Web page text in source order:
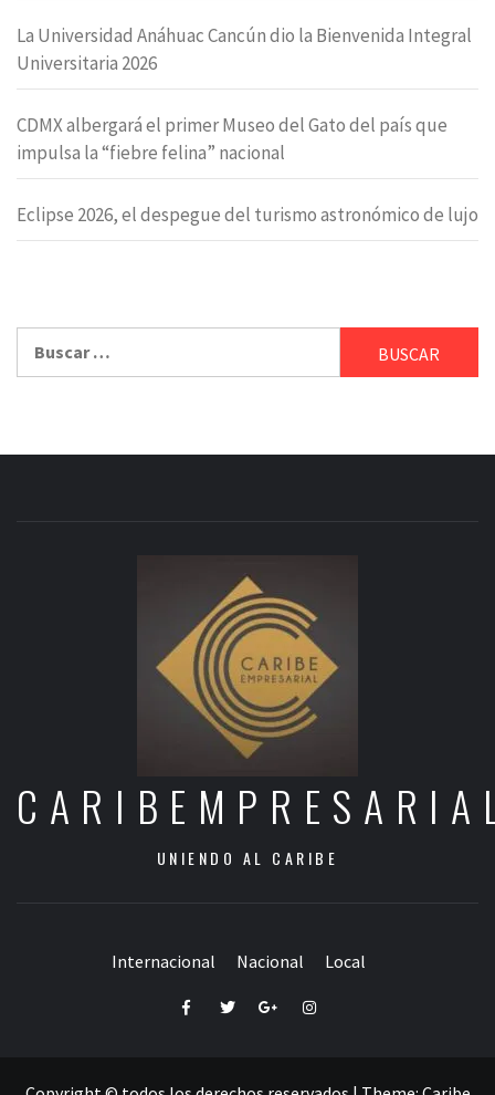
La Universidad Anáhuac Cancún dio la Bienvenida Integral
Universitaria 2026
CDMX albergará el primer Museo del Gato del país que
impulsa la “fiebre felina” nacional
Eclipse 2026, el despegue del turismo astronómico de lujo
UNIENDO AL CARIBE
Internacional Nacional Local
FacebookTwitterGoogle+Instagram